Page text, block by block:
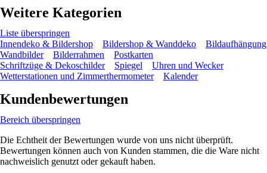
Weitere Kategorien
Liste überspringen
Innendeko & Bildershop
Bildershop & Wanddeko
Bildaufhängung
Wandbilder
Bilderrahmen
Postkarten
Schriftzüge & Dekoschilder
Spiegel
Uhren und Wecker
Wetterstationen und Zimmerthermometer
Kalender
Kundenbewertungen
Bereich überspringen
Die Echtheit der Bewertungen wurde von uns nicht überprüft.
Bewertungen können auch von Kunden stammen, die die Ware nicht
nachweislich genutzt oder gekauft haben.